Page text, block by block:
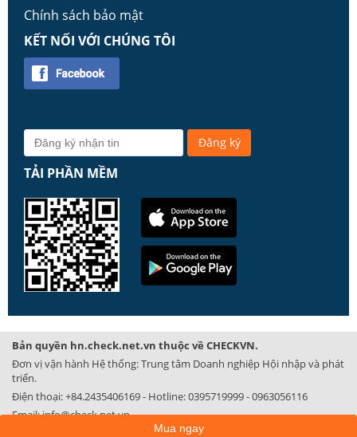
Chính sách bảo mật
KẾT NỐI VỚI CHÚNG TÔI
TẢI PHẦN MỀM
Bản quyền hn.check.net.vn thuộc về CHECKVN.
Đơn vị vận hành Hệ thống: Trung tâm Doanh nghiệp Hội nhập và phát
triển.
Điện thoại:+84.2435406169- Hotline:0395719999-0963056116
Email:info@check.net.vn